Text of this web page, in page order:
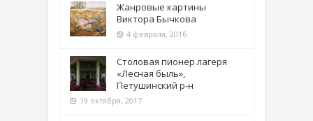
Жанровые картины
Виктора Бычкова
4 февраля, 2016
Столовая пионер лагеря
«Лесная быль»,
Петушинский р-н
19 октября, 2017